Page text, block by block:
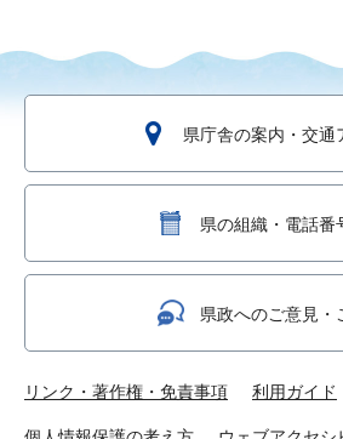
県庁舎の案内・交通
県の組織・電話番
県政へのご意見・
リンク・著作権・免責事項 利用ガイド